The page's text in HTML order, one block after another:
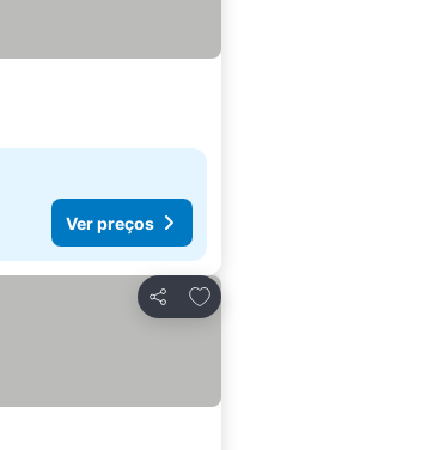
Ver preços
Partilhar
Adicionar aos favoritos